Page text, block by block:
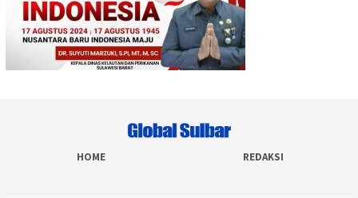
HOME REDAKSI